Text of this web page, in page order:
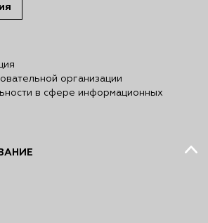
организации
в сфере информационных